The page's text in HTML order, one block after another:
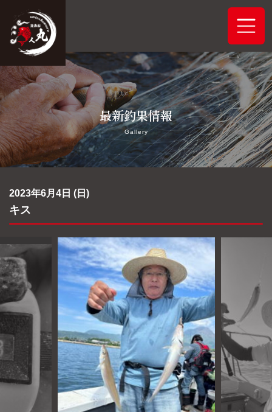
ホーム
システムご案内
最新釣果情報
船舶概要
アクセス
よくあるご質問
プライバシーポリシー
お問い合わせ
お知らせ
最新釣果情報
Gallery
2023年6月4日 (日)
キス